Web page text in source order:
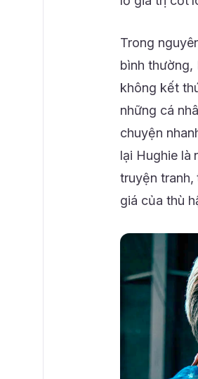
Trong
bình thường,
không kết
những cá
chuyện
lại Hughie là
truyện tranh,
giá của thù